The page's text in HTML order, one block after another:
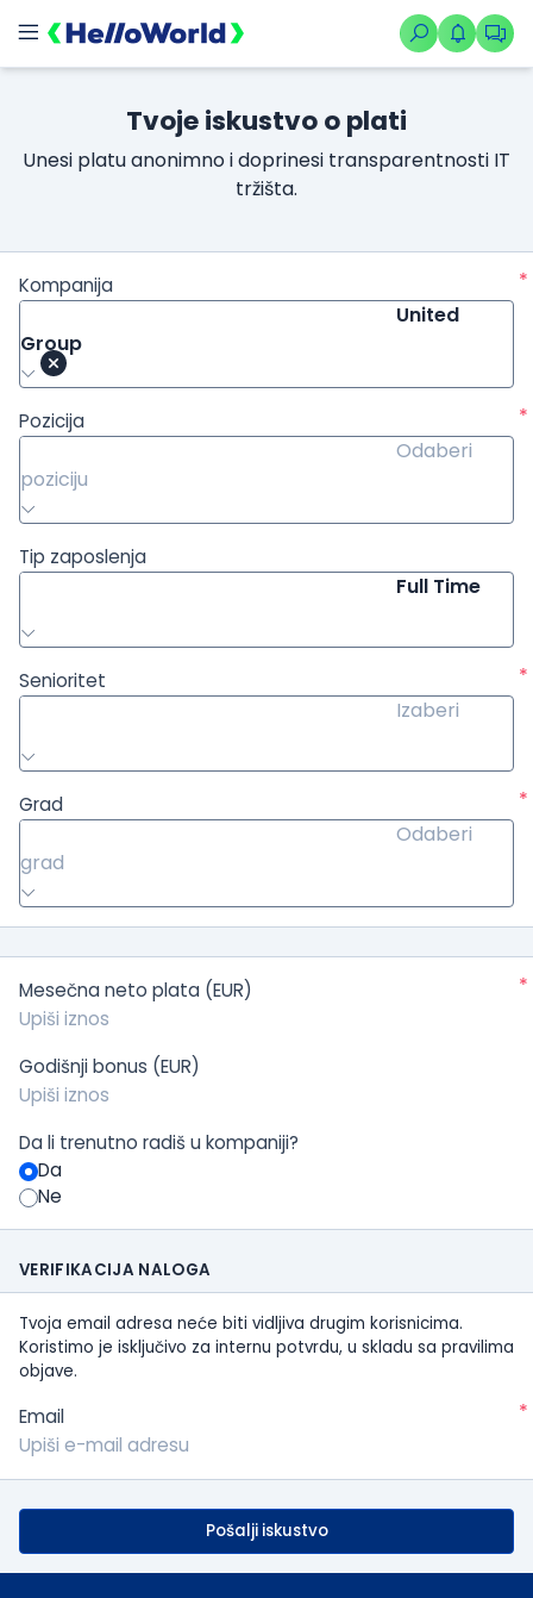
Tvoje iskustvo o plati
Unesi platu anonimno i doprinesi transparentnosti IT
tržišta.
Kompanija
*
United
Group
Pozicija
*
Odaberi
poziciju
Tip zaposlenja
Full Time
Senioritet
*
Izaberi
Grad
*
Odaberi
grad
Mesečna neto plata (EUR) *
Godišnji bonus (EUR)
Da li trenutno radiš u kompaniji?
Da
Ne
VERIFIKACIJA NALOGA
Tvoja email adresa neće biti vidljiva drugim korisnicima.
Koristimo je isključivo za internu potvrdu, u skladu sa pravilima
objave.
Email *
Pošalji iskustvo